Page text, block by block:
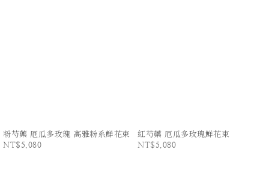
粉芍藥 厄瓜多玫瑰 高雅粉系鮮花束
NT$5,080
紅芍藥 厄瓜多玫瑰鮮花束
NT$5,080